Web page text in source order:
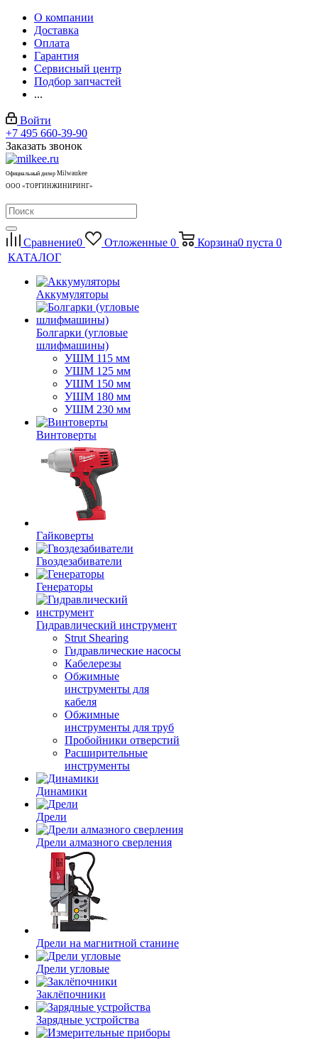
О компании
Доставка
Оплата
Гарантия
Сервисный центр
Подбор запчастей
...
Войти
+7 495 660-39-90
Заказать звонок
Официальный дилер Milwaukee
ООО «ТОРГИНЖИНИРИНГ»
Сравнение0 Отложенные 0 Корзина0 пуста 0
КАТАЛОГ
Аккумуляторы
Болгарки (угловые
шлифмашины)
УШМ 115 мм
УШМ 125 мм
УШМ 150 мм
УШМ 180 мм
УШМ 230 мм
Винтоверты
Гайковерты
Гвоздезабиватели
Генераторы
Гидравлический инструмент
Strut Shearing
Гидравлические насосы
Кабелерезы
Обжимные
инструменты для
кабеля
Обжимные
инструменты для труб
Пробойники отверстий
Расширительные
инструменты
Динамики
Дрели
Дрели алмазного сверления
Дрели на магнитной станине
Дрели угловые
Заклёпочники
Зарядные устройства